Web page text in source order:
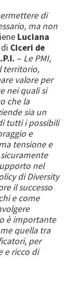
di
ma non
Luciana
Ciceri de
– Le PMI,
territorio,
valore per
nei quali si
che la
sia un
tutti i possibili
e
tensione e
nel
di Diversity
il successo
e come
è importante
quella tra
per
e ricco di